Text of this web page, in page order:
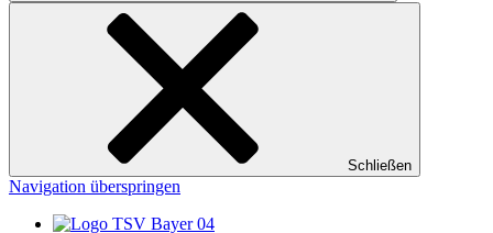
Schließen
Navigation überspringen